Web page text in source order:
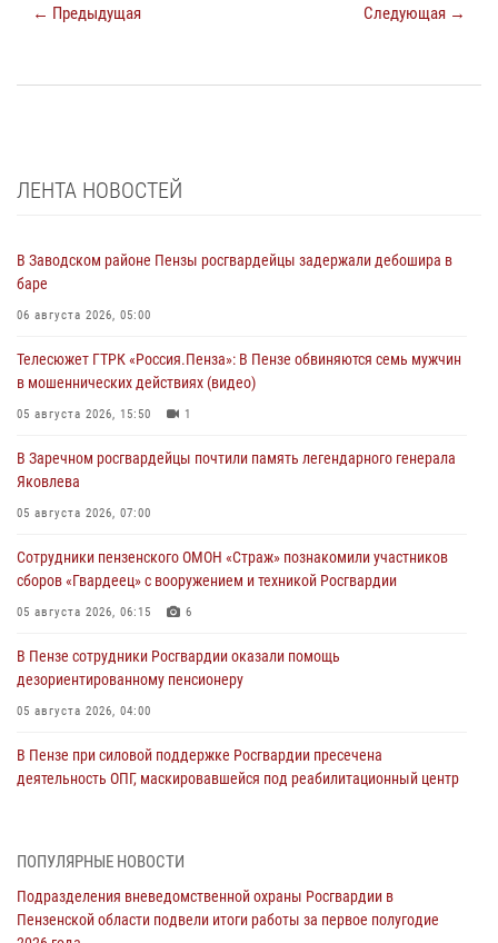
← Предыдущая Следующая →
ЛЕНТА НОВОСТЕЙ
В Заводском районе Пензы росгвардейцы задержали дебошира в
баре
06 августа 2026, 05:00
Телесюжет ГТРК «Россия.Пенза»: В Пензе обвиняются семь мужчин
в мошеннических действиях (видео)
05 августа 2026, 15:50 1
В Заречном росгвардейцы почтили память легендарного генерала
Яковлева
05 августа 2026, 07:00
Сотрудники пензенского ОМОН «Страж» познакомили участников
сборов «Гвардеец» с вооружением и техникой Росгвардии
05 августа 2026, 06:15 6
В Пензе сотрудники Росгвардии оказали помощь
дезориентированному пенсионеру
05 августа 2026, 04:00
В Пензе при силовой поддержке Росгвардии пресечена
деятельность ОПГ, маскировавшейся под реабилитационный центр
работы за первое полугодие 2026 года
ПОПУЛЯРНЫЕ НОВОСТИ
Подразделения вневедомственной охраны Росгвардии в
Пензенской области подвели итоги работы за первое полугодие